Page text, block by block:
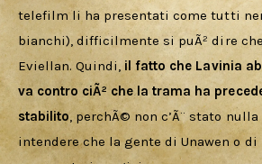
telefilm li ha presentati come tutti
bianchi), difficilmente si puÃ² dire
Eviellan. Quindi, il fatto che Lavinia
va contro ciÃ² che la trama ha
stabilito, perchÃ© non c’Ã¨ stato
intendere che la gente di Unawen o di